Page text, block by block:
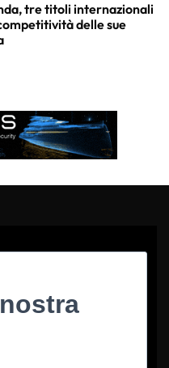
tre titoli internazionali
delle sue